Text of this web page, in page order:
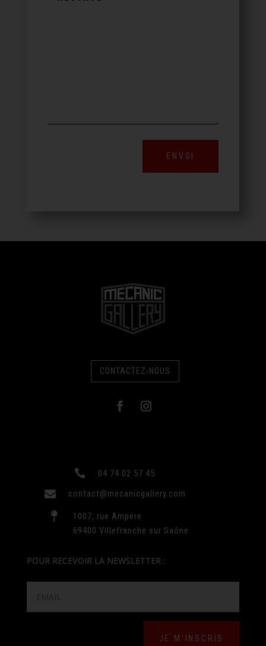
ENVOI
CONTACTEZ-NOUS
 04 74 02 57 45
 contact@mecanicgallery.com

1007, rue Ampère
69400 Villefranche sur Saône
POUR RECEVOIR LA NEWSLETTER :
JE M'INSCRIS